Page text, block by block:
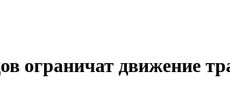
ограничат движение